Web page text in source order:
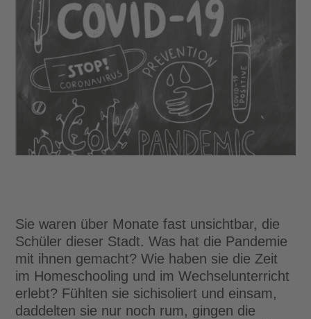
Sie waren über Monate fast unsichtbar, die
Schüler dieser Stadt. Was hat die Pandemie
mit ihnen gemacht? Wie haben sie die Zeit
im Homeschooling und im Wechselunterricht
erlebt? Fühlten sie sichisoliert und einsam,
daddelten sie nur noch rum, gingen die